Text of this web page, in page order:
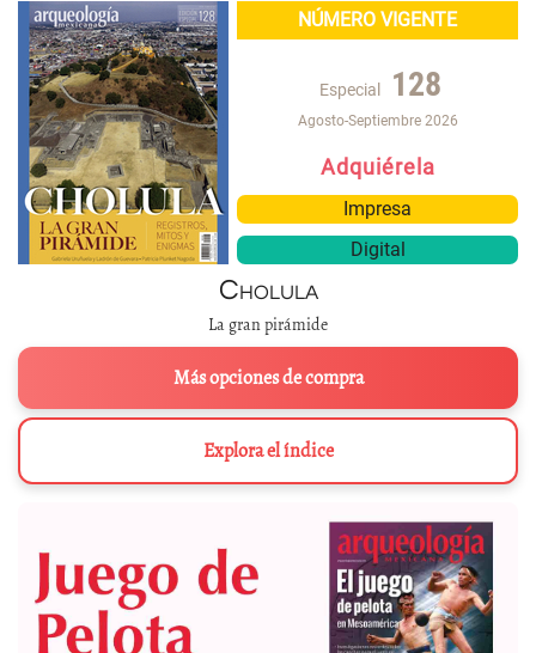
NÚMERO VIGENTE
Especial 128
Agosto-Septiembre 2026
Adquiérela
Impresa
Digital
Cholula
La gran pirámide
Más opciones de compra
Explora el índice